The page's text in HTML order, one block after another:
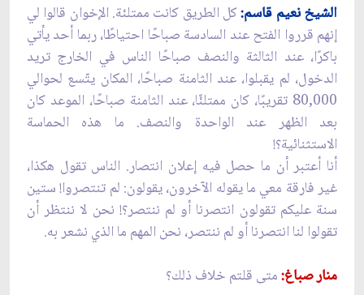
الشيخ نعيم قاسم:كل الطريق كانت ممتلئة. الإخوان قالوا لي
إنهم قرروا الفتح عند السادسة صباحًا احتياطًا، ربما أحد يأتي
باكرًا، عند الثالثة والنصف صباحًا الناس في الخارج تريد
الدخول، لم يقبلوا، عند الثامنة صباحًا، المكان يتّسع لحوالي
80,000 تقريبًا، كان ممتلئًا، عند الثامنة صباحًا، الموعد كان
بعد الظهر عند الواحدة والنصف. ما هذه الحماسة
الاستثنائية؟!
أنا أعتبر أن ما حصل فيه إعلان انتصار. الناس تقول هكذا،
غير فارقة معي ما يقوله الآخرون، يقولون: لم تنتصروا! ستين
سنة عليكم تقولون انتصرنا أو لم ننتصر؟! نحن لا ننتظر أن
تقولوا لنا انتصرنا أو لم ننتصر، نحن المهم ما الذي نشعر به.
منار صباغ:متى قلتم خلاف ذلك؟